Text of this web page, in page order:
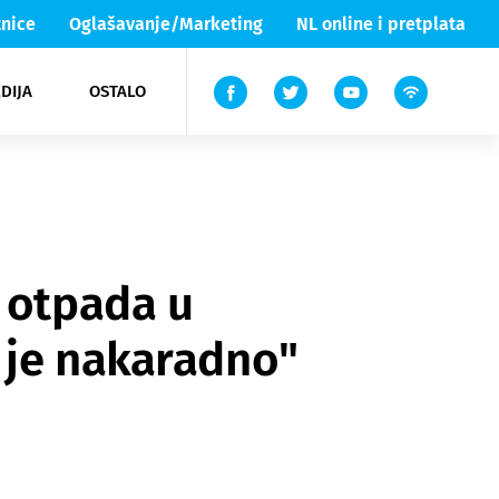
Oglašavanje/Marketing NL online i pretplata
OSTALO
Lika & Senj
TV
u
nakaradno"